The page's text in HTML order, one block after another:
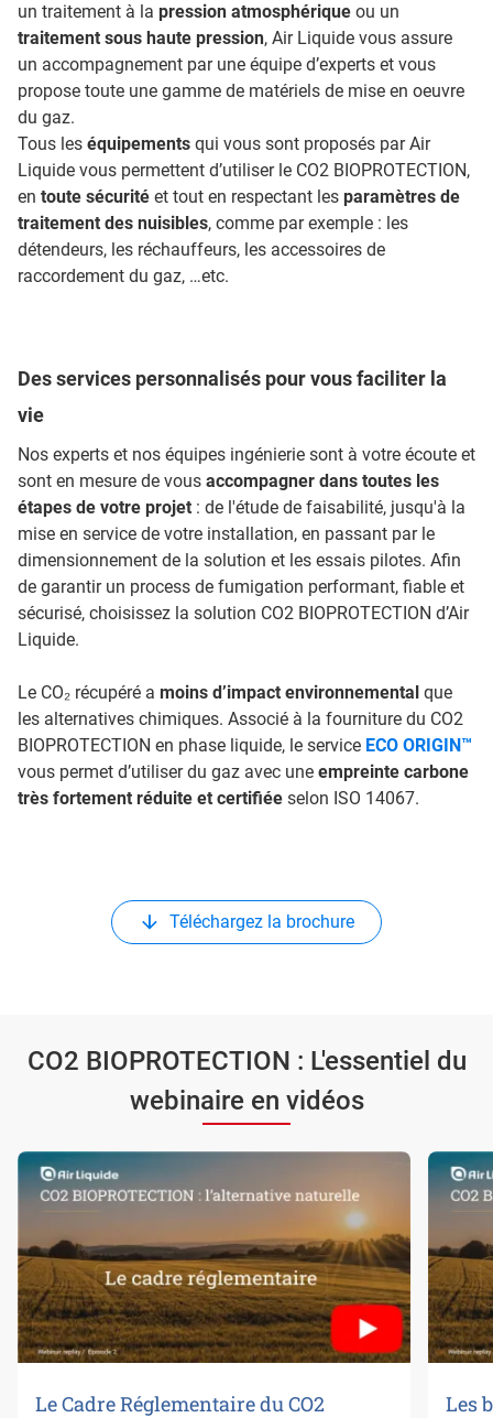
un traitement à la pression atmosphérique ou un
traitement sous haute pression, Air Liquide vous assure
un accompagnement par une équipe d’experts et vous
propose toute une gamme de matériels de mise en oeuvre
du gaz.
Tous les équipements qui vous sont proposés par Air
Liquide vous permettent d’utiliser le CO2 BIOPROTECTION,
en toute sécurité et tout en respectant les paramètres de
traitement des nuisibles, comme par exemple : les
détendeurs, les réchauffeurs, les accessoires de
raccordement du gaz, …etc.
Des services personnalisés pour vous faciliter la
vie
Nos experts et nos équipes ingénierie sont à votre écoute et
sont en mesure de vous accompagner dans toutes les
étapes de votre projet : de l'étude de faisabilité, jusqu'à la
mise en service de votre installation, en passant par le
dimensionnement de la solution et les essais pilotes. Afin
de garantir un process de fumigation performant, fiable et
sécurisé, choisissez la solution CO2 BIOPROTECTION d’Air
Liquide.
Le CO₂ récupéré a moins d’impact environnemental que
les alternatives chimiques. Associé à la fourniture du CO2
BIOPROTECTION en phase liquide, le service ECO ORIGIN™
vous permet d’utiliser du gaz avec une empreinte carbone
très fortement réduite et certifiée selon ISO 14067.
Téléchargez la brochure
CO2 BIOPROTECTION : L'essentiel du
webinaire en vidéos
Le Cadre Réglementaire du CO2
Les